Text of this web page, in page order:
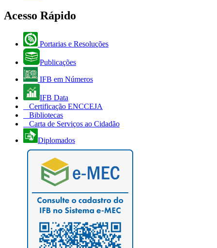
Acesso Rápido
Portarias e Resoluções
Publicações
IFB em Números
IFB Data
Certificação ENCCEJA
Bibliotecas
Carta de Serviços ao Cidadão
Diplomados